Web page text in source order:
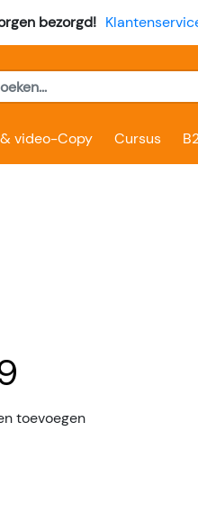
bezorgd!
video-Copy Cursus
toevoegen